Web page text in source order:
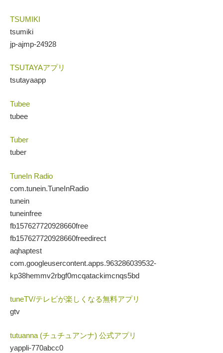
TSUMIKI
tsumiki
jp-ajmp-24928
TSUTAYAアプリ
tsutayaapp
Tubee
tubee
Tuber
tuber
TuneIn Radio
com.tunein.TuneInRadio
tunein
tuneinfree
fb157627720928660free
fb157627720928660freedirect
aqhaptest
com.googleusercontent.apps.963286039532-
kp38hemmv2rbgf0mcqatackimcnqs5bd
tuneTV/テレビが楽しくなる無料アプリ
gtv
tutuanna (チュチュアンナ) 公式アプリ
yappli-770abcc0